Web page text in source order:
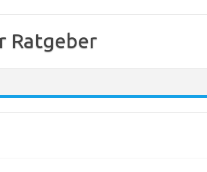
Ratgeber